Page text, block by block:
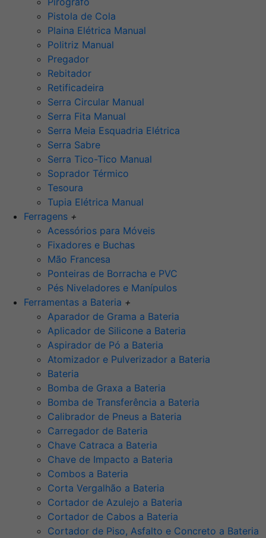
Pistola de Cola
Plaina Elétrica Manual
Politriz Manual
Pregador
Rebitador
Retificadeira
Serra Circular Manual
Serra Fita Manual
Serra Meia Esquadria Elétrica
Serra Sabre
Serra Tico-Tico Manual
Soprador Térmico
Tesoura
Tupia Elétrica Manual
Ferragens +
Acessórios para Móveis
Fixadores e Buchas
Mão Francesa
Ponteiras de Borracha e PVC
Pés Niveladores e Manípulos
Ferramentas a Bateria +
Aparador de Grama a Bateria
Aplicador de Silicone a Bateria
Aspirador de Pó a Bateria
Atomizador e Pulverizador a Bateria
Bateria
Bomba de Graxa a Bateria
Bomba de Transferência a Bateria
Calibrador de Pneus a Bateria
Carregador de Bateria
Chave Catraca a Bateria
Chave de Impacto a Bateria
Combos a Bateria
Corta Vergalhão a Bateria
Cortador de Azulejo a Bateria
Cortador de Cabos a Bateria
Cortador de Piso, Asfalto e Concreto a Bateria